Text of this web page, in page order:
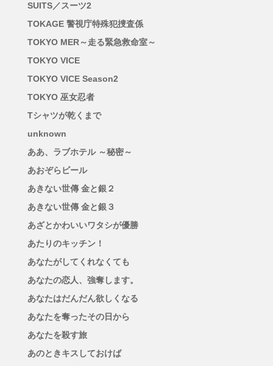
SUITS／スーツ2
TOKAGE 警視庁特殊犯捜査係
TOKYO MER～走る緊急救命室～
TOKYO VICE
TOKYO VICE Season2
TOKYO 巫女忍者
Tシャツが乾くまで
unknown
ああ、ラブホテル ～秘密～
あおぞらビール
あきない世傳 金と銀２
あきない世傳 金と銀３
あざとかわいいワタシが優勝
あたりのキッチン！
あなたがしてくれなくても
あなたの恋人、強奪します。
あなたはだんだん欲しくなる
あなたを奪ったその日から
あなたを殺す旅
あのときキスしておけば